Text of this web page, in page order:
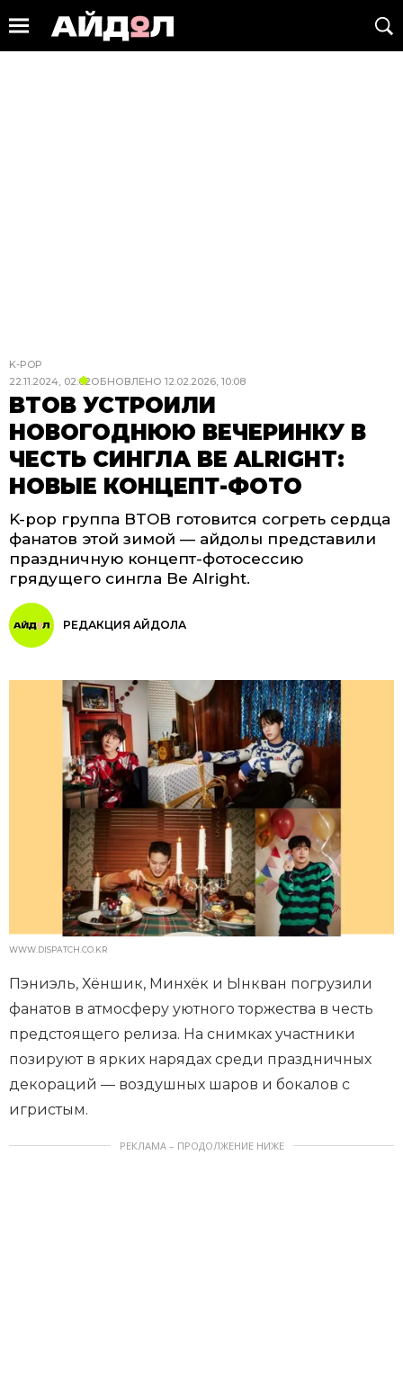
K-POP
22.11.2024, 02:02ОБНОВЛЕНО 12.02.2026, 10:08
BTOB УСТРОИЛИ
НОВОГОДНЮЮ ВЕЧЕРИНКУ В
ЧЕСТЬ СИНГЛА BE ALRIGHT:
НОВЫЕ КОНЦЕПТ-ФОТО
K-pop группа BTOB готовится согреть сердца
фанатов этой зимой — айдолы представили
праздничную концепт-фотосессию
грядущего сингла Be Alright.
РЕДАКЦИЯ АЙДОЛА
WWW.DISPATCH.CO.KR
Пэниэль, Хёншик, Минхёк и Ынкван погрузили
фанатов в атмосферу уютного торжества в честь
предстоящего релиза. На снимках участники
позируют в ярких нарядах среди праздничных
декораций — воздушных шаров и бокалов с
игристым.
РЕКЛАМА – ПРОДОЛЖЕНИЕ НИЖЕ